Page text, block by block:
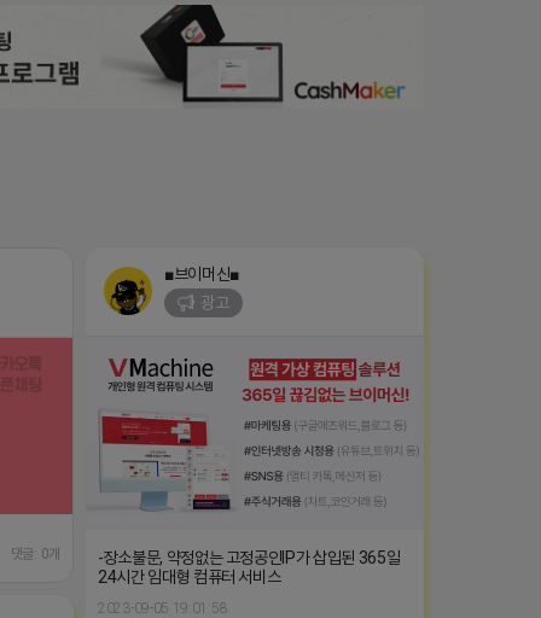
댓글: 0개
■브이머신■
광고
-장소불문, 약정없는 고정공인IP가 삽입된 365일
24시간 임대형 컴퓨터 서비스
2023-09-05 19:01:58